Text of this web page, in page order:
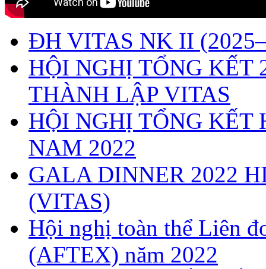
ĐH VITAS NK II
HỘI NGHỊ TỔNG
THÀNH LẬP VITAS
HỘI NGHỊ TỔNG KẾT
NAM 2022
GALA DINNER 2022
(VITAS)
Hội nghị toàn thể Liên
(AFTEX) năm 2022